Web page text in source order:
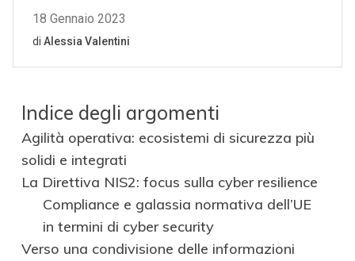
Indice degli argomenti
Agilità operativa: ecosistemi di sicurezza più
solidi e integrati
La Direttiva NIS2: focus sulla cyber resilience
Compliance e galassia normativa dell’UE
in termini di cyber security
Verso una condivisione delle informazioni